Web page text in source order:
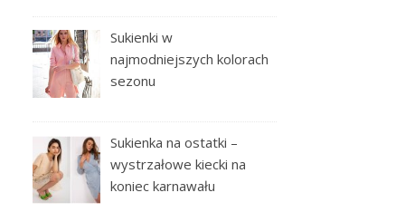
Sukienki w
najmodniejszych kolorach
sezonu
Sukienka na ostatki –
wystrzałowe kiecki na
koniec karnawału